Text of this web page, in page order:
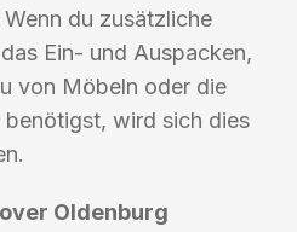
Wenn du zusätzliche
Ein- und Auspacken,
von Möbeln oder die
wird sich dies
Oldenburg